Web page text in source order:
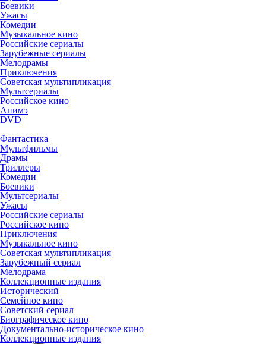
Боевики
Ужасы
Комедии
Музыкальное кино
Российские сериалы
Зарубежные сериалы
Мелодрамы
Приключения
Советская мультипликация
Мультсериалы
Российское кино
Анимэ
DVD
Фантастика
Мультфильмы
Драмы
Триллеры
Комедии
Боевики
Мультсериалы
Ужасы
Российские сериалы
Российское кино
Приключения
Музыкальное кино
Советская мультипликация
Зарубежный сериал
Мелодрама
Коллекционные издания
Исторический
Семейное кино
Советский сериал
Биографическое кино
Документально-историческое кино
Коллекционные издания